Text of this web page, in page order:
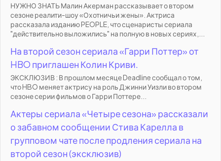
НУЖНО ЗНАТЬ Малин Акерман рассказывает о втором
сезоне реалити-шоу «Охотничьи жены». Актриса
рассказала изданию PEOPLE, что сценаристы сериала
"действительно выложились" на полную в новых сериях,...
На второй сезон сериала «Гарри Поттер» от
HBO приглашен Колин Криви.
ЭКСКЛЮЗИВ : В прошлом месяце Deadline сообщал о том,
что HBO меняет актрису на роль Джинни Уизли во втором
сезоне серии фильмов о Гарри Поттере...
Актеры сериала «Четыре сезона» рассказали
о забавном сообщении Стива Карелла в
групповом чате после продления сериала на
второй сезон (эксклюзив)